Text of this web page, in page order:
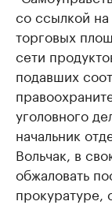
со ссылкой
торговых
сети
подавших
уголовного
начальник
Вольчак, в
обжаловать
прокуратуре,